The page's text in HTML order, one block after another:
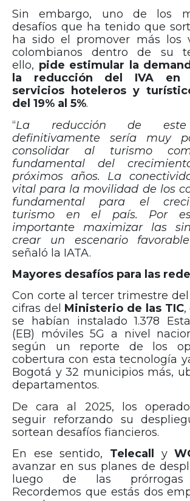
Sin embargo, uno de los
desafíos que ha tenido que
ha sido el promover más los
colombianos dentro de su
ello, pide estimular la
la reducción del IVA en
servicios hoteleros y
del 19% al 5%.
“La reducción de este
definitivamente sería muy
consolidar al turismo
fundamental del
próximos años. La
vital para la movilidad de los
fundamental para el
turismo en el país. Por
importante maximizar las
crear un escenario
señaló la IATA.
Mayores desafíos para las
Con corte al tercer trimestre
cifras del Ministerio de las TIC,
se habían instalado 1.378
(EB) móviles 5G a nivel
según un reporte de los
cobertura con esta tecnología
Bogotá y 32 municipios más,
departamentos.
De cara al 2025, los
seguir reforzando su
sortean desafíos fiancieros.
En ese sentido, Telecall y
avanzar en sus planes de
luego de las prórrogas
Recordemos que estás dos